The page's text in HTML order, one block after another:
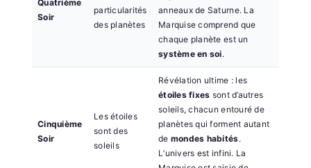
Quatrième
Soir
particularités
des planètes
anneaux de Saturne. La
Marquise comprend que
chaque planète est un
système en soi.
Cinquième
Soir
Les étoiles
sont des
soleils
Révélation ultime : les
étoiles fixes sont d’autres
soleils, chacun entouré de
planètes qui forment autant
de mondes habités.
L’univers est infini. La